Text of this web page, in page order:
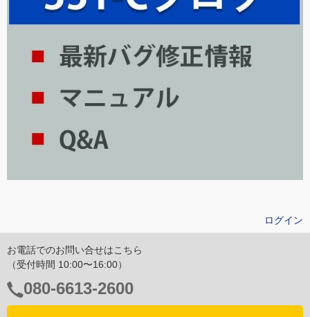
ログイン
お電話でのお問い合せはこちら
（受付時間 10:00〜16:00）
電
話
080-6613-2600